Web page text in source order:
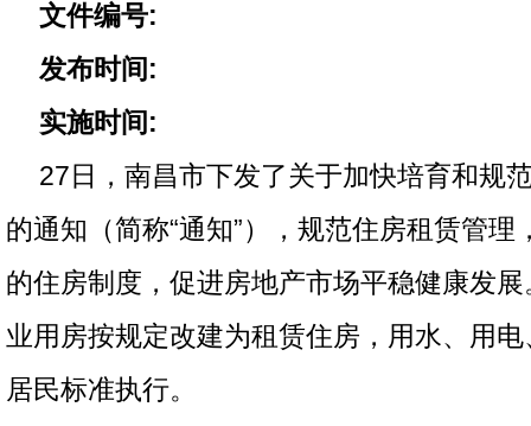
文件编号:
发布时间:
实施时间:
27日，南昌市下发了关于加快培育和规
的通知（简称“通知”），规范住房租赁管理
的住房制度，促进房地产市场平稳健康发
业用房按规定改建为租赁住房，用水、用
居民标准执行。